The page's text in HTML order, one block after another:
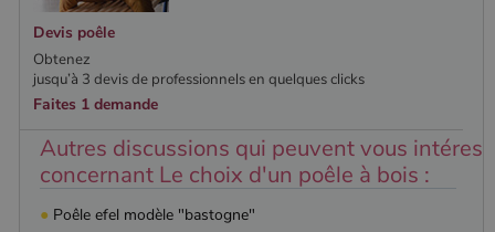
Devis poêle
Obtenez
jusqu’à 3 devis de professionnels en quelques clicks
Faites 1 demande
Autres discussions qui peuvent vous
concernant Le choix d'un poêle à bois :
● Poêle efel modèle "bastogne"